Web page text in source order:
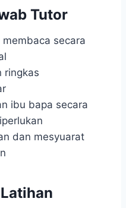
Tutor
secara
ringkas
ibu bapa secara
dan mesyuarat